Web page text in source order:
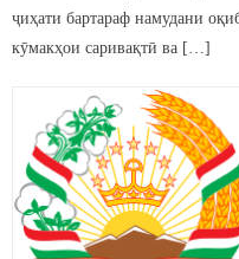
ҷиҳати бартараф намудани
кӯмакҳои саривақтӣ ва […]